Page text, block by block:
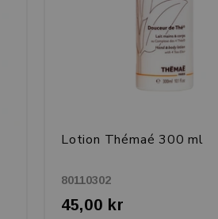
Lotion Thémaé 300 ml
80110302
45,00 kr